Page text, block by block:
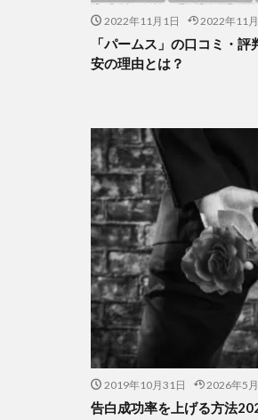
2022年11月1日 2022年11
「パームス」の口コミ・評
安の理由とは？
2019年10月31日 2026年5
告白成功率を上げる方法